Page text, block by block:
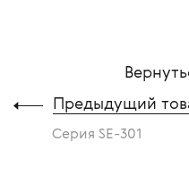
Предыдущий
Серия SE-301